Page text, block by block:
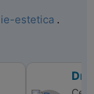
estetica .
Dr.